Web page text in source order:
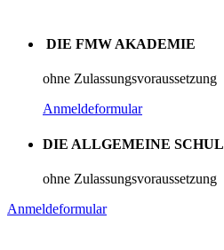
DIE FMW AKADEMIE
ohne Zulassungsvoraussetzung
Anmeldeformular
DIE ‍ALLGEMEINE
ohne Zulassungsvoraussetzung
Anmeldeformular